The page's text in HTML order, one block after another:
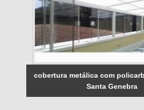
cobertura metálica com
Santa Genebra